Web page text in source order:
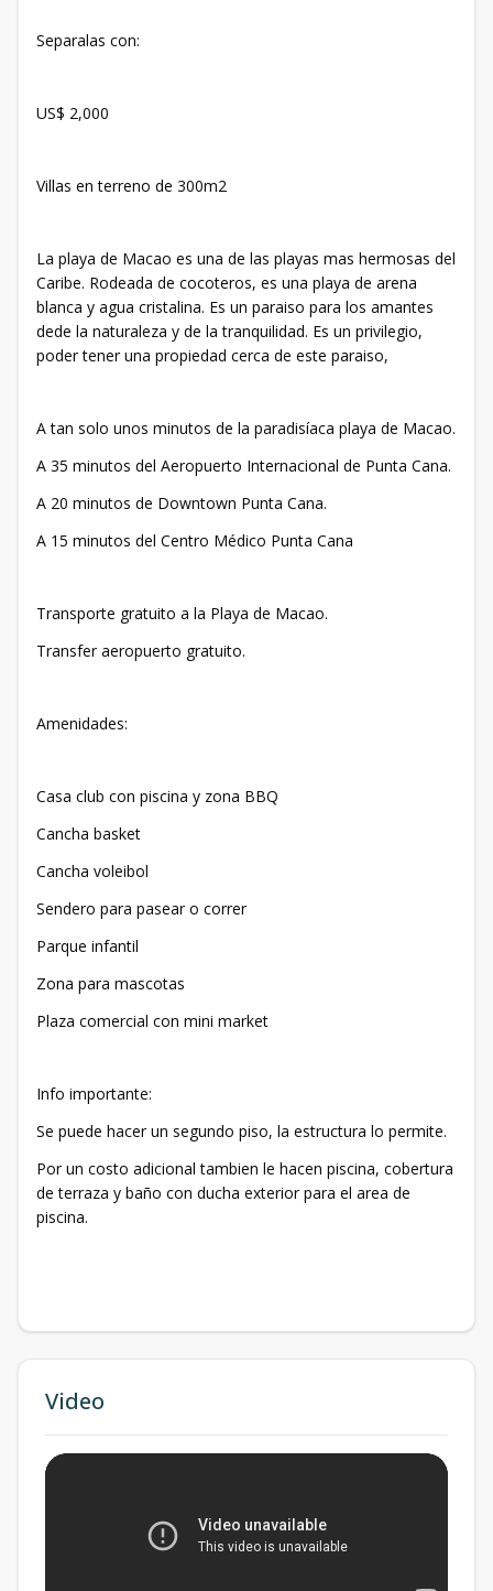
Separalas con:
US$ 2,000
Villas en terreno de 300m2
La playa de Macao es una de las playas mas hermosas del
Caribe. Rodeada de cocoteros, es una playa de arena
blanca y agua cristalina. Es un paraiso para los amantes
dede la naturaleza y de la tranquilidad. Es un privilegio,
poder tener una propiedad cerca de este paraiso,
A tan solo unos minutos de la paradisíaca playa de Macao.
A 35 minutos del Aeropuerto Internacional de Punta Cana.
A 20 minutos de Downtown Punta Cana.
A 15 minutos del Centro Médico Punta Cana
Transporte gratuito a la Playa de Macao.
Transfer aeropuerto gratuito.
Amenidades:
Casa club con piscina y zona BBQ
Cancha basket
Cancha voleibol
Sendero para pasear o correr
Parque infantil
Zona para mascotas
Plaza comercial con mini market
Info importante:
Se puede hacer un segundo piso, la estructura lo permite.
Por un costo adicional tambien le hacen piscina, cobertura
de terraza y baño con ducha exterior para el area de
piscina.
Video